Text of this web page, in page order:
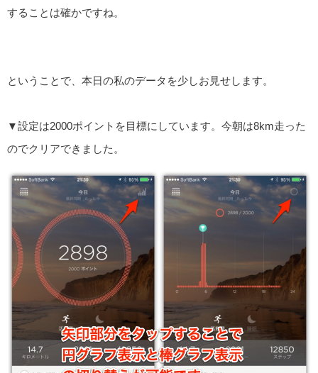
することは確かですね。
ということで、本日の私のデータを少しお見せします。
▼設定は2000ポイントを目標にしています。今朝は8km走った
のでクリアできました。